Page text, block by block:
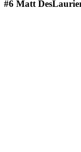
#6 Matt